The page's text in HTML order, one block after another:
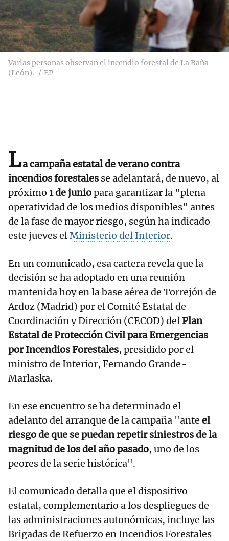
Varias personas observan el incendio forestal de La Baña
(León).
EP
La campaña estatal de verano contra
incendios forestales se adelantará, de nuevo, al
próximo 1 de juniopara garantizar la "plena
operatividad de los medios disponibles" antes
de la fase de mayor riesgo, según ha indicado
este jueves elMinisterio del Interior.
En un comunicado, esa cartera revela que la
decisión se ha adoptado en una reunión
mantenida hoy en la base aérea de Torrejón de
Ardoz (Madrid) por el Comité Estatal de
Coordinación y Dirección (CECOD) delPlan
Estatal de Protección Civil para Emergencias
por Incendios Forestales, presidido por el
ministro de Interior, Fernando Grande-
Marlaska.
En ese encuentro se ha determinado el
adelanto del arranque de la campaña "ante el
riesgo de que se puedan repetir siniestros de la
magnitud de los del año pasado, uno de los
peores de la serie histórica".
El comunicado detalla que el dispositivo
estatal, complementario a los despliegues de
las administraciones autonómicas, incluye las
Brigadas de Refuerzo en Incendios Forestales